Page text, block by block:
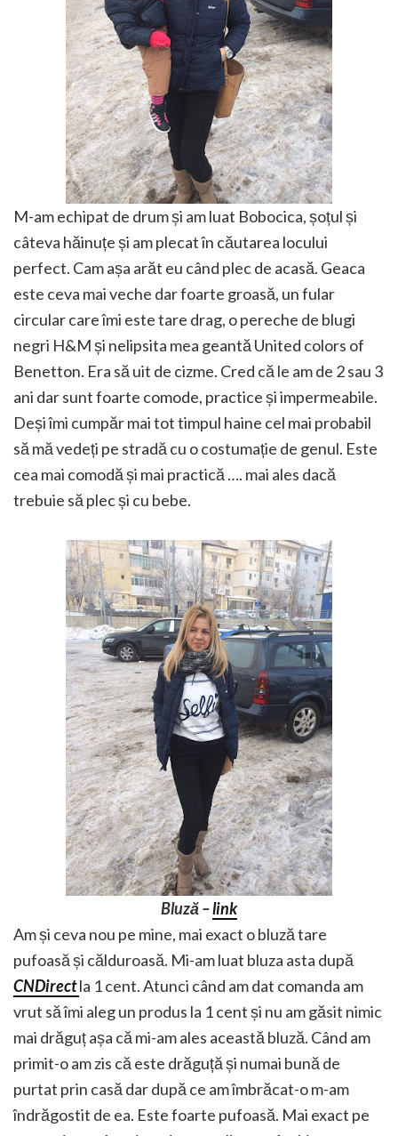
M-am echipat de drum și am luat Bobocica, șoțul și
câteva hăinuțe și am plecat în căutarea locului
perfect. Cam așa arăt eu când plec de acasă. Geaca
este ceva mai veche dar foarte groasă, un fular
circular care îmi este tare drag, o pereche de blugi
negri H&M și nelipsita mea geantă United colors of
Benetton. Era să uit de cizme. Cred că le am de 2 sau 3
ani dar sunt foarte comode, practice și impermeabile.
Deși îmi cumpăr mai tot timpul haine cel mai probabil
să mă vedeți pe stradă cu o costumație de genul. Este
cea mai comodă și mai practică …. mai ales dacă
trebuie să plec și cu bebe.
Bluză –link
Am și ceva nou pe mine, mai exact o bluză tare
pufoasă și călduroasă. Mi-am luat bluza asta după
CNDirectla 1 cent. Atunci când am dat comanda am
vrut să îmi aleg un produs la 1 cent și nu am găsit nimic
mai drăguț așa că mi-am ales această bluză. Când am
primit-o am zis că este drăguță și numai bună de
purtat prin casă dar după ce am îmbrăcat-o m-am
îndrăgostit de ea. Este foarte pufoasă. Mai exact pe